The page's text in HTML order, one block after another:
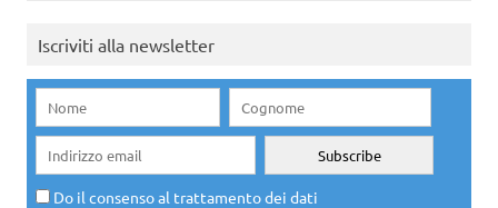
Iscriviti alla newsletter
Do il consenso al trattamento dei dati